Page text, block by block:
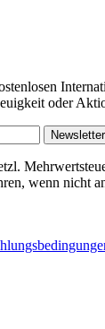
oder
wenn nicht